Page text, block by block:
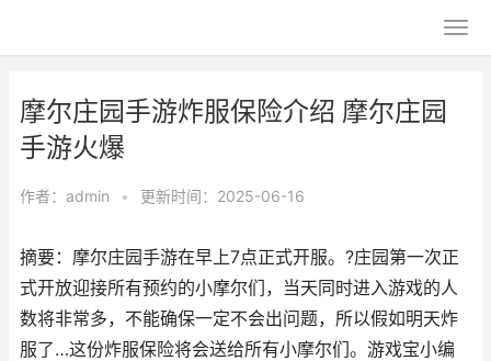
摩尔庄园手游炸服保险介绍 摩尔庄园
手游火爆
作者： admin • 更新时间：2025-06-16
摘要：摩尔庄园手游在早上7点正式开服。?庄园第一次正
式开放迎接所有预约的小摩尔们，当天同时进入游戏的人
数将非常多，不能确保一定不会出问题，所以假如明天炸
服了…这份炸服保险将会送给所有小摩尔们。游戏宝小编